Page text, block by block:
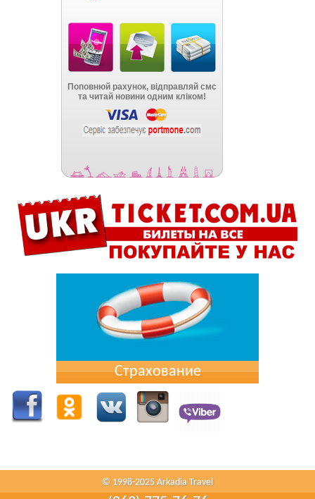
Страхование
© 1998-2025 Arkadia Travel